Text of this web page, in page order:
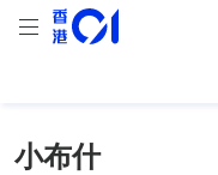
小布什